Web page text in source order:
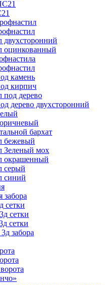
двухсторонний
оцинкованный
камень
кирпич
под дерево
дерево двухсторонний
бархат
бежевый
Зеленый мох
окрашенный
серый
синий
забора
сетки
сетки
сетки
забора